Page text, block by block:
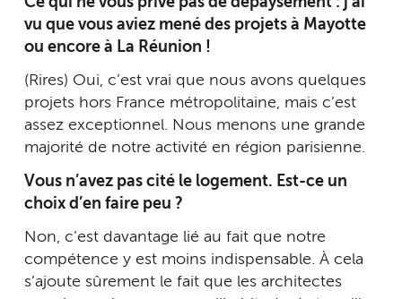
vu que vous aviez mené des projets à Mayotte
ou encore à La Réunion !
(Rires) Oui, c’est vrai que nous avons quelques
projets hors France métropolitaine, mais c’est
assez exceptionnel. Nous menons une grande
majorité de notre activité en région parisienne.
Vous n’avez pas cité le logement. Est-ce un
choix d’en faire peu ?
Non, c’est davantage lié au fait que notre
compétence y est moins indispensable. À cela
s’ajoute sûrement le fait que les architectes